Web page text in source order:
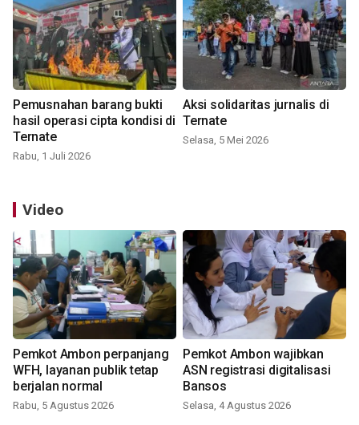
Pemusnahan barang bukti
hasil operasi cipta kondisi di
Ternate
Rabu, 1 Juli 2026
Aksi solidaritas jurnalis di
Ternate
Selasa, 5 Mei 2026
Video
Pemkot Ambon perpanjang
WFH, layanan publik tetap
berjalan normal
Rabu, 5 Agustus 2026
Pemkot Ambon wajibkan
ASN registrasi digitalisasi
Bansos
Selasa, 4 Agustus 2026